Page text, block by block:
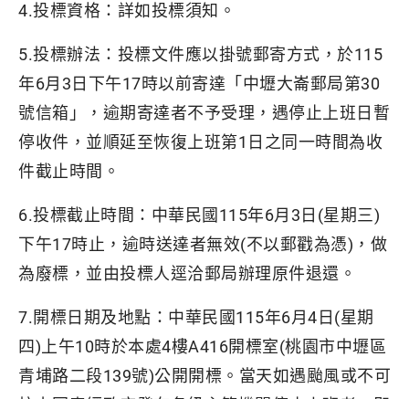
4.投標資格：詳如投標須知。
5.投標辦法：投標文件應以掛號郵寄方式，於115
年6月3日下午17時以前寄達「中壢大崙郵局第30
號信箱」，逾期寄達者不予受理，遇停止上班日暫
停收件，並順延至恢復上班第1日之同一時間為收
件截止時間。
6.投標截止時間：中華民國115年6月3日(星期三)
下午17時止，逾時送達者無效(不以郵戳為憑)，做
為廢標，並由投標人逕洽郵局辦理原件退還。
7.開標日期及地點：中華民國115年6月4日(星期
四)上午10時於本處4樓A416開標室(桃園市中壢區
青埔路二段139號)公開開標。當天如遇颱風或不可